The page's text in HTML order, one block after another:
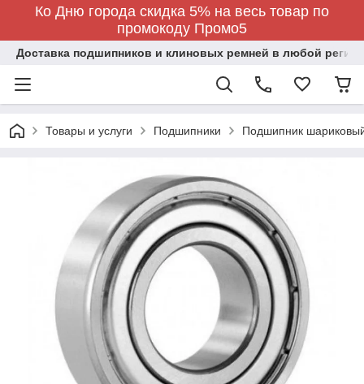
Ко Дню города скидка 5% на весь товар по
промокоду Промо5
Доставка подшипников и клиновых ремней в любой регион
Товары и услуги Подшипники Подшипник